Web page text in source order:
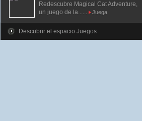
Redescubre Magical Cat Adventure,
un juego de la......
Juega
Descubrir el espacio Juegos